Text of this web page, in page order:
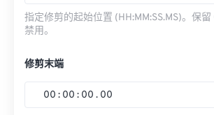
指定修剪的起始位置 (HH:MM:SS.MS)。保
禁用。
修剪末端
00 : 00 : 00 . 00